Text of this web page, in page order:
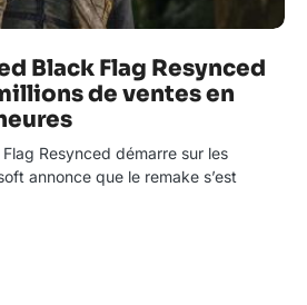
Black Flag Resynced
de ventes en
Flag Resynced démarre sur les
annonce que le remake s’est